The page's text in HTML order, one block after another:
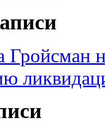
Гройсман